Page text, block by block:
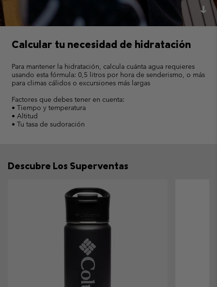
Calcular tu necesidad de hidratación
Para mantener la hidratación, calcula cuánta agua requieres
usando esta fórmula: 0,5 litros por hora de senderismo, o más
para climas cálidos o excursiones más largas
Factores que debes tener en cuenta:
• Tiempo y temperatura
• Altitud
• Tu tasa de sudoración
Descubre Los Superventas